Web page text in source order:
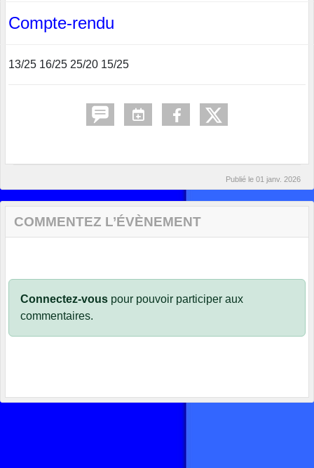
Compte-rendu
13/25 16/25 25/20 15/25
Publié le 01 janv. 2026
COMMENTEZ L’ÉVÈNEMENT
Connectez-vous pour pouvoir participer aux
commentaires.